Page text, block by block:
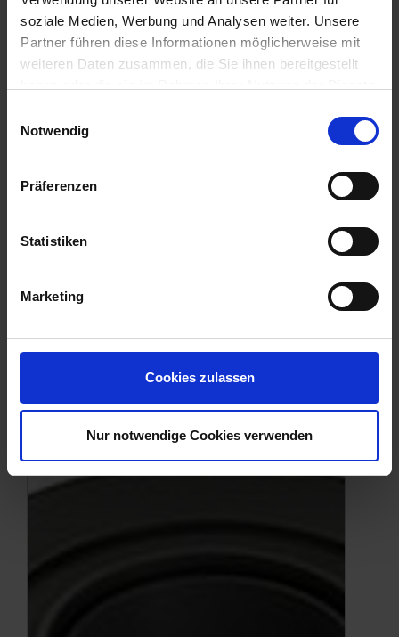
soziale Medien, Werbung und Analysen weiter. Unsere
Partner führen diese Informationen möglicherweise mit
weiteren Daten zusammen, die Sie ihnen bereitgestellt
Impressum
Notwendig
Präferenzen
Statistiken
Marketing
Cookies zulassen
Nur notwendige Cookies verwenden